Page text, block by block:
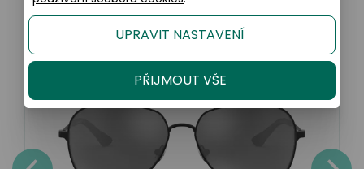
UPRAVIT NASTAVENÍ
PŘIJMOUT VŠE